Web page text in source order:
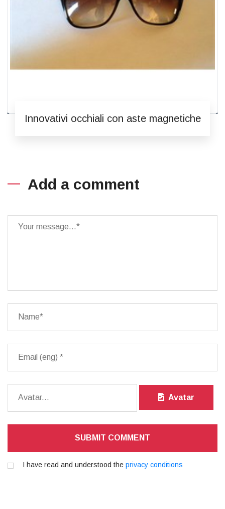
Innovativi occhiali con aste magnetiche
Add a comment
Avatar
SUBMIT COMMENT
I have read and understood the privacy conditions